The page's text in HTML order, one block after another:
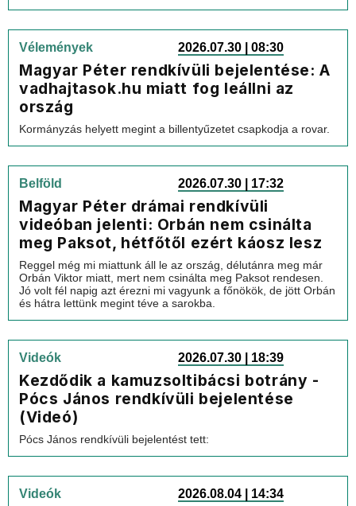
Vélemények 2026.07.30 | 08:30
Magyar Péter rendkívüli bejelentése: A
vadhajtasok.hu miatt fog leállni az
ország
Kormányzás helyett megint a billentyűzetet csapkodja a rovar.
Belföld 2026.07.30 | 17:32
Magyar Péter drámai rendkívüli
videóban jelenti: Orbán nem csinálta
meg Paksot, hétfőtől ezért káosz lesz
Reggel még mi miattunk áll le az ország, délutánra meg már
Orbán Viktor miatt, mert nem csinálta meg Paksot rendesen.
Jó volt fél napig azt érezni mi vagyunk a főnökök, de jött Orbán
és hátra lettünk megint téve a sarokba.
Videók 2026.07.30 | 18:39
Kezdődik a kamuzsoltibácsi botrány -
Pócs János rendkívüli bejelentése
(Videó)
Pócs János rendkívüli bejelentést tett:
Videók 2026.08.04 | 14:34